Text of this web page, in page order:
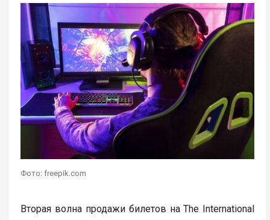
Фото: freepik.com
Вторая волна продажи билетов на The International